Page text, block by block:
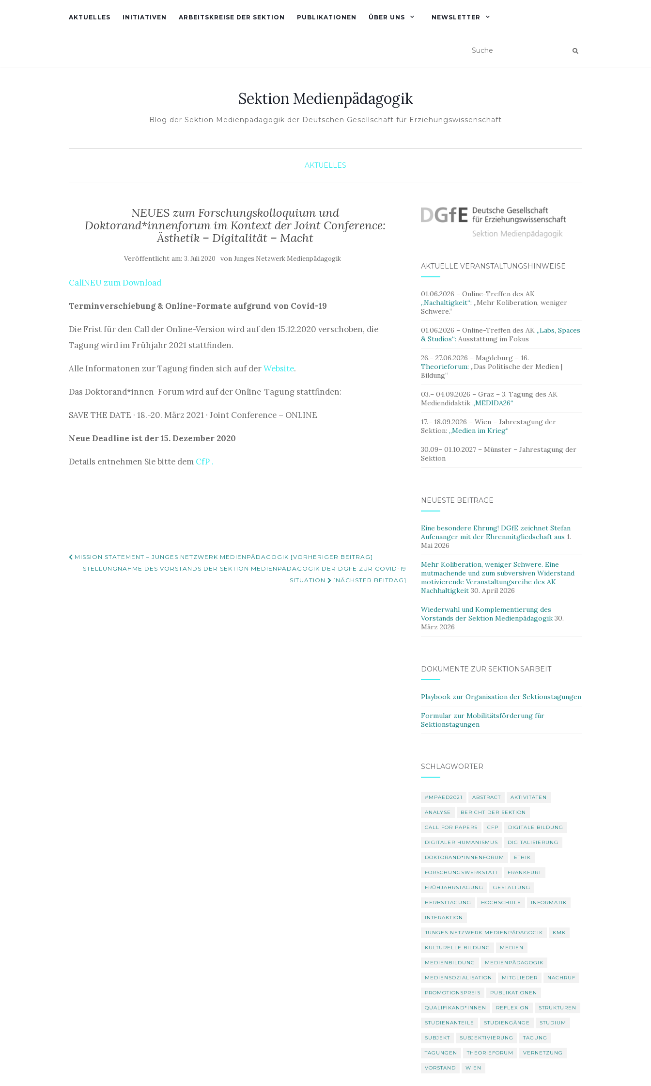
AKTUELLES INITIATIVEN ARBEITSKREISE DER SEKTION PUBLIKATIONEN ÜBER UNS NEWSLETTER
Sektion Medienpädagogik
Blog der Sektion Medienpädagogik der Deutschen Gesellschaft für Erziehungswissenschaft
AKTUELLES
NEUES zum Forschungskolloquium und
Doktorand*innenforum im Kontext der Joint Conference:
Ästhetik – Digitalität – Macht
Veröffentlicht am: 3. Juli 2020 vonJunges Netzwerk Medienpädagogik
CallNEU zum Download
Terminverschiebung & Online-Formate aufgrund von Covid-19
Die Frist für den Call der Online-Version wird auf den 15.12.2020 verschoben, die
Tagung wird im Frühjahr 2021 stattfinden.
Alle Informatonen zur Tagung finden sich auf derWebsite.
Das Doktorand*innen-Forum wird auf der Online-Tagung stattfinden:
SAVE THE DATE · 18.-20. März 2021 · Joint Conference – ONLINE
Neue Deadline ist der 15. Dezember 2020
Details entnehmen Sie bitte dem CfP .
Beitrags-
Navigation
MISSION STATEMENT – JUNGES NETZWERK MEDIENPÄDAGOGIK [VORHERIGER BEITRAG]
STELLUNGNAHME DES VORSTANDS DER SEKTION MEDIENPÄDAGOGIK DER DGFE ZUR COVID-19
SITUATION [NÄCHSTER BEITRAG]
AKTUELLE VERANSTALTUNGSHINWEISE
01.06.2026 – Online-Treffen des AK
„Nachaltigkeit“: „Mehr Koliberation, weniger
Schwere.“
01.06.2026 – Online-Treffen des AK „Labs, Spaces
& Studios“: Ausstattung im Fokus
26.– 27.06.2026 – Magdeburg – 16.
Theorieforum: „Das Politische der Medien |
Bildung“
03.– 04.09.2026 – Graz – 3. Tagung des AK
Mediendidaktik „MEDIDA26“
17.– 18.09.2026 – Wien – Jahrestagung der
Sektion: „Medien im Krieg“
30.09– 01.10.2027 – Münster – Jahrestagung der
Sektion
NEUESTE BEITRÄGE
Eine besondere Ehrung! DGfE zeichnet Stefan
Aufenanger mit der Ehrenmitgliedschaft aus 1.
Mai 2026
Mehr Koliberation, weniger Schwere. Eine
mutmachende und zum subversiven Widerstand
motivierende Veranstaltungsreihe des AK
Nachhaltigkeit 30. April 2026
Wiederwahl und Komplementierung des
Vorstands der Sektion Medienpädagogik 30.
März 2026
DOKUMENTE ZUR SEKTIONSARBEIT
Playbook zur Organisation der Sektionstagungen
Formular zur Mobilitätsförderung für
Sektionstagungen
SCHLAGWÖRTER
#MPAED2021 ABSTRACT AKTIVITÄTEN
ANALYSE BERICHT DER SEKTION
CALL FOR PAPERS CFP DIGITALE BILDUNG
DIGITALER HUMANISMUS DIGITALISIERUNG
DOKTORAND*INNENFORUM ETHIK
FORSCHUNGSWERKSTATT FRANKFURT
FRÜHJAHRSTAGUNG GESTALTUNG
HERBSTTAGUNG HOCHSCHULE INFORMATIK
INTERAKTION
JUNGES NETZWERK MEDIENPÄDAGOGIK KMK
KULTURELLE BILDUNG MEDIEN
MEDIENBILDUNG MEDIENPÄDAGOGIK
MEDIENSOZIALISATION MITGLIEDER NACHRUF
PROMOTIONSPREIS PUBLIKATIONEN
QUALIFIKAND*INNEN REFLEXION STRUKTUREN
STUDIENANTEILE STUDIENGÄNGE STUDIUM
SUBJEKT SUBJEKTIVIERUNG TAGUNG
TAGUNGEN THEORIEFORUM VERNETZUNG
VORSTAND WIEN